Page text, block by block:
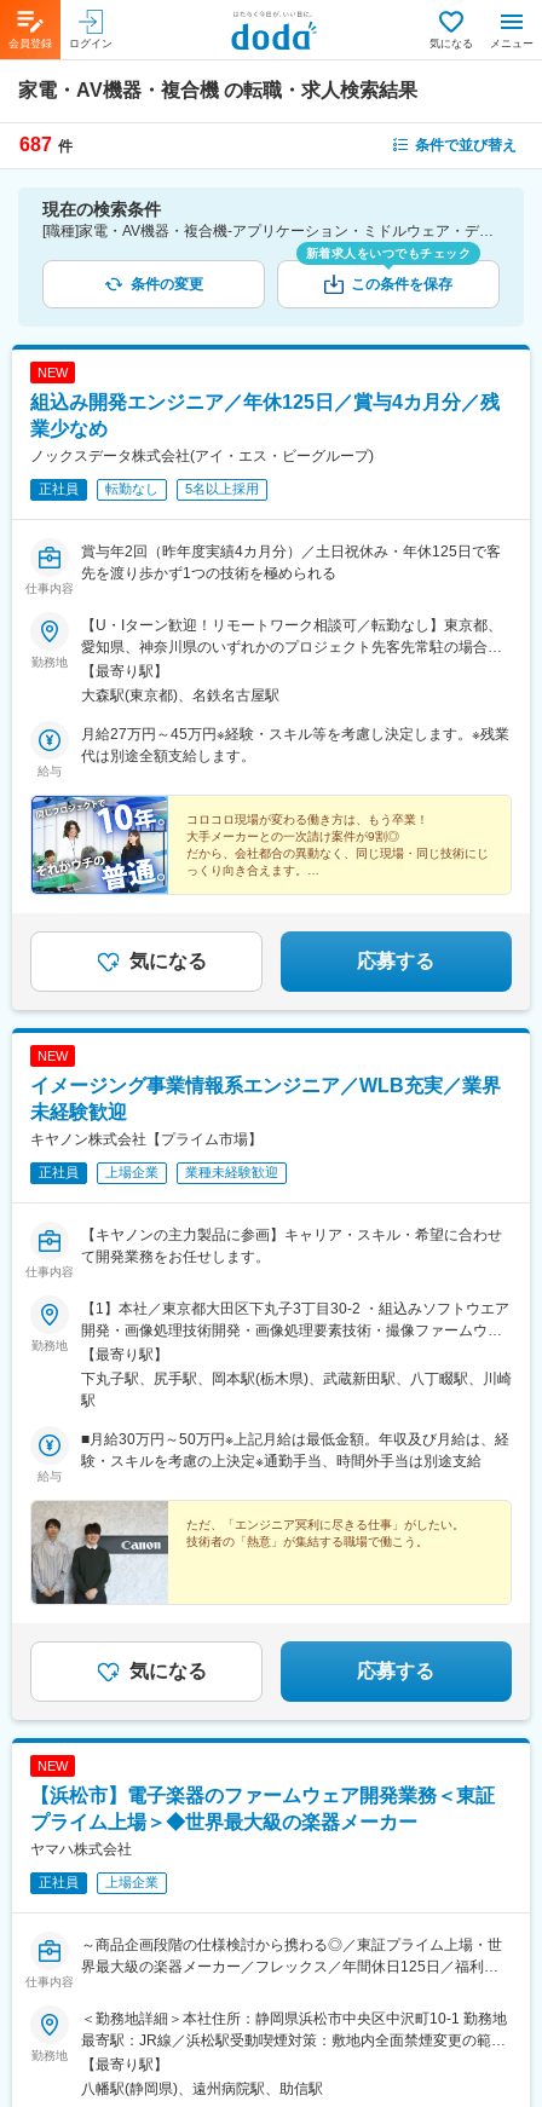
会員登録 ログイン 気になる メニュー
家電・AV機器・複合機 の転職・求人検索結果
687 件 条件で並び替え
現在の検索条件
[職種]家電・AV機器・複合機-アプリケーション・ミドルウェア・デバイスドライバ・ファームウェア
条件の変更
新着求人をいつでもチェック
この条件を保存
NEW
組込み開発エンジニア／年休125日／賞与4カ月分／残
業少なめ
ノックスデータ株式会社(アイ・エス・ビーグループ)
正社員 転勤なし 5名以上採用
仕事内容
賞与年2回（昨年度実績4カ月分）／土日祝休み・年休125日で客
先を渡り歩かず1つの技術を極められる
勤務地
【U・Iターン歓迎！リモートワーク相談可／転勤なし】東京都、
愛知県、神奈川県のいずれかのプロジェクト先客先常駐の場合、
東京（府中など）または神奈川（横浜など）のプロジェクト先に
勤務いただきます。★案件によっては、一部リモートワークを取
本社／東京都品川区南大井6-26-2 大森ベルポートB館10F名古屋事
業所／愛知県名古屋市中村区名駅4-2-25 名古屋ビルディング桜館
京急本線「大森海岸駅」より徒歩5分名古屋事業所／地下鉄桜通線
「国際センター駅」より徒歩2分、JR・名鉄・近鉄・地下鉄各線
「名古屋駅」より徒歩6分受動喫煙対策：あり（屋内分煙）
【最寄り駅】
大森駅(東京都)、名鉄名古屋駅
給与
月給27万円～45万円※経験・スキル等を考慮し決定します。※残業
代は別途全額支給します。
コロコロ現場が変わる働き方は、もう卒業！
大手メーカーとの一次請け案件が9割◎
だから、会社都合の異動なく、同じ現場・同じ技術にじ
っくり向き合えます。
気になる 応募する
NEW
イメージング事業情報系エンジニア／WLB充実／業界
未経験歓迎
キヤノン株式会社【プライム市場】
正社員 上場企業 業種未経験歓迎
仕事内容
【キヤノンの主力製品に参画】キャリア・スキル・希望に合わせ
て開発業務をお任せします。
勤務地
【1】本社／東京都大田区下丸子3丁目30-2 ・組込みソフトウエア
開発・画像処理技術開発・画像処理要素技術・撮像ファームウェ
ア設計・アプリ・クラウドサービス・AI解析・カメラ交換レンズ
のファームウェア開発【2】川崎事業所／神奈川県川崎市幸区柳町
70-1・画像処理技術開発・アプリ・クラウドサービス・AI解析
※マイカー通勤可能（規定あり）・カメラ交換レンズのファームウ
ェア開発★受動喫煙対策：敷地内全面禁煙
【最寄り駅】
下丸子駅、尻手駅、岡本駅(栃木県)、武蔵新田駅、八丁畷駅、川崎
駅
給与
■月給30万円～50万円※上記月給は最低金額。年収及び月給は、経
験・スキルを考慮の上決定※通勤手当、時間外手当は別途支給
ただ、「エンジニア冥利に尽きる仕事」がしたい。
技術者の「熱意」が集結する職場で働こう。
気になる 応募する
NEW
【浜松市】電子楽器のファームウェア開発業務＜東証
プライム上場＞◆世界最大級の楽器メーカー
ヤマハ株式会社
正社員 上場企業
仕事内容
～商品企画段階の仕様検討から携わる◎／東証プライム上場・世
界最大級の楽器メーカー／フレックス／年間休日125日／福利厚
■採用背景：
アレンジャー・ワークステーションやポータブルキーボードとい
った電子楽器の開発では、確かなプログラミングスキルに加え、
従来の電子楽器としての仕様や設計思想を理解し、それらを踏ま
勤務地
＜勤務地詳細＞本社住所：静岡県浜松市中央区中沢町10-1 勤務地
最寄駅：JR線／浜松駅受動喫煙対策：敷地内全面禁煙変更の範
囲：会社の定める事業所
【最寄り駅】
八幡駅(静岡県)、遠州病院駅、助信駅